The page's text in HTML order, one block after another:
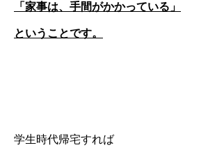
「家事は、手間がかかっている」
ということです。
学生時代帰宅すれば